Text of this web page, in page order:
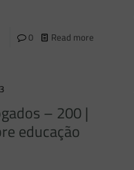
0 Read more
– 200 |
educação